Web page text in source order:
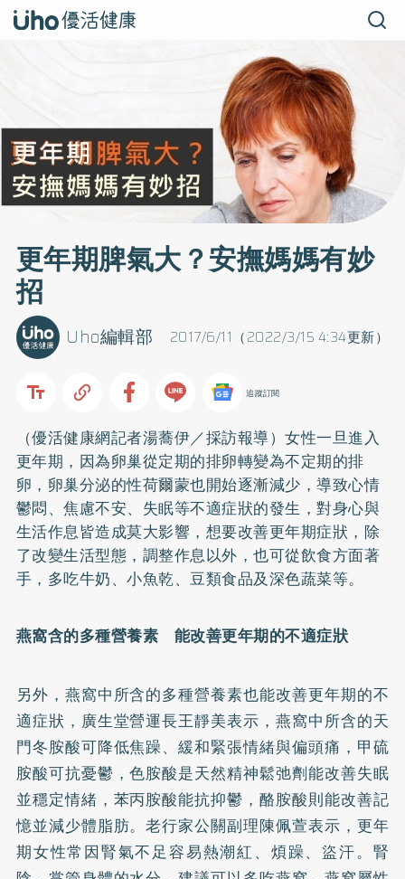
更年期脾氣大？安撫媽媽有妙
招
2017/6/11（2022/3/15 4:34更新）
Uho編輯部
追蹤訂閱
（優活健康網記者湯蕎伊／採訪報導）女性一旦進入
更年期，因為卵巢從定期的排卵轉變為不定期的排
卵，卵巢分泌的性荷爾蒙也開始逐漸減少，導致心情
鬱悶、焦慮不安、 失眠等不適症狀的發生，對身心與
生活作息皆造成莫大影響，想要改善更年期症狀，除
了改變生活型態，調整作息以外，也可從飲食方面著
手，多吃牛奶、小魚乾、豆類食品及深色蔬菜等。
燕窩含的多種營養素 能改善更年期的不適症狀
另外，燕窩中所含的多種營養素也能改善更年期的不
適症狀，廣生堂營運長王靜美表示，燕窩中所含的天
門冬胺酸可降低焦躁、緩和緊張情緒與偏頭痛，甲硫
胺酸可抗憂鬱，色胺酸是天然精神鬆弛劑能改善失眠
並穩定情緒，苯丙胺酸能抗抑鬱，酪胺酸則能改善記
憶並減少體脂肪。老行家公關副理陳佩萱表示，更年
期女性常因腎氣不足容易熱潮紅、煩躁、盜汗。腎